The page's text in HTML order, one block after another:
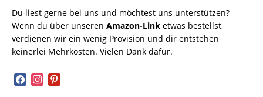
Du liest gerne bei uns und möchtest uns unterstützen?
Wenn du über unseren Amazon-Link etwas bestellst,
verdienen wir ein wenig Provision und dir entstehen
keinerlei Mehrkosten. Vielen Dank dafür.
facebookinstagram
pinterest